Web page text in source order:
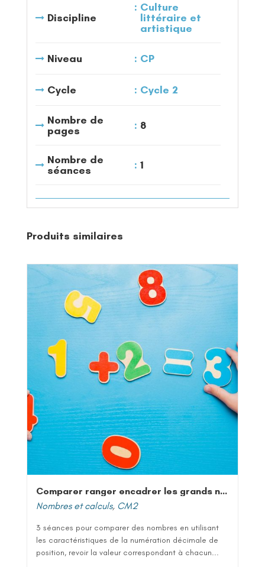
Discipline
Culture
littéraire et
artistique
Niveau CP
Cycle Cycle 2
Nombre de
pages
8
Nombre de
séances
1
Produits similaires
Comparer ranger encadrer les grands nombres entiers
Nombres et calculs, CM2
3 séances pour comparer des nombres en utilisant
les caractéristiques de la numération décimale de
position, revoir la valeur correspondant à chacun...